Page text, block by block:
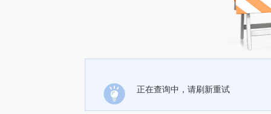
正在查询中，请刷新重试